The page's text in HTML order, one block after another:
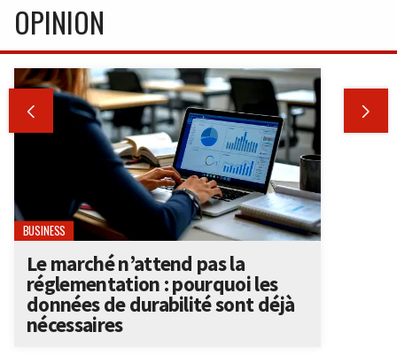
OPINION
 
BUSINESS
Le marché n’attend pas la
réglementation : pourquoi les
données de durabilité sont déjà
nécessaires